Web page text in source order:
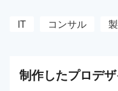
IT コンサル
制作したプロデ